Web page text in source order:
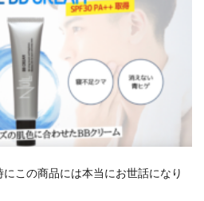
この商品には本当にお世話になり